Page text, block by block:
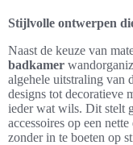
Stijlvolle ontwerpen
Naast de keuze van
badkamer
algehele uitstraling van
designs tot decoratieve
ieder wat wils. Dit stelt
accessoires op een
zonder in te boeten op